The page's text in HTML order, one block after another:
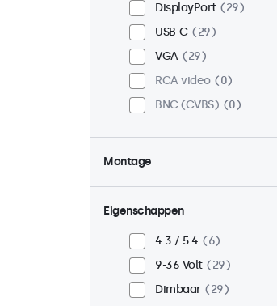
DisplayPort
29
USB-C
29
VGA
29
RCA video
0
BNC (CVBS)
0
Montage
Desktop
21
Wand
Panel mount
Inbouw
25
Rackmontage (19 inch)
Eigenschappen
4:3 / 5:4
6
9-36 Volt
29
Dimbaar
29